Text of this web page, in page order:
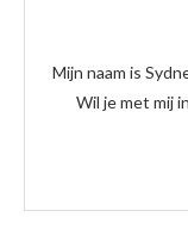
Mijn naam is
Wil je met mij